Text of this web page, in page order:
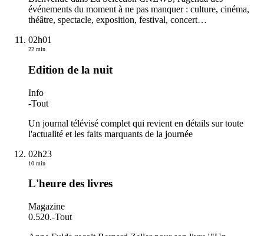
événements du moment à ne pas manquer : culture, cinéma,
théâtre, spectacle, exposition, festival, concert…
02h01
22 min
Edition de la nuit
Info
-Tout
Un journal télévisé complet qui revient en détails sur toute
l'actualité et les faits marquants de la journée
02h23
10 min
L'heure des livres
Magazine
0.520.-Tout